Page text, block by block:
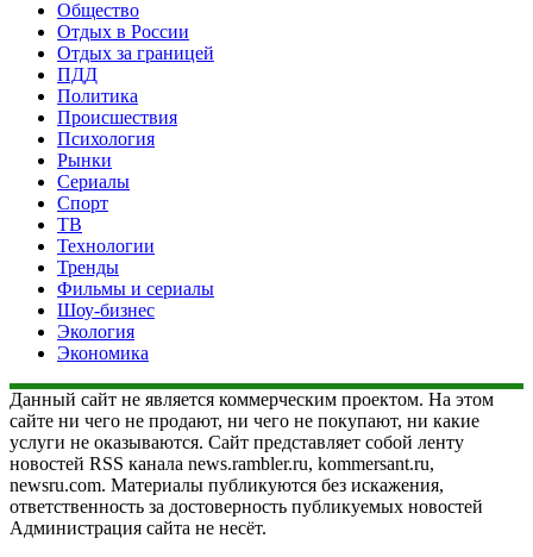
Общество
Отдых в России
Отдых за границей
ПДД
Политика
Происшествия
Психология
Рынки
Сериалы
Спорт
ТВ
Технологии
Тренды
Фильмы и сериалы
Шоу-бизнес
Экология
Экономика
Данный сайт не является коммерческим проектом. На этом
сайте ни чего не продают, ни чего не покупают, ни какие
услуги не оказываются. Сайт представляет собой ленту
новостей RSS канала news.rambler.ru, kommersant.ru,
newsru.com. Материалы публикуются без искажения,
ответственность за достоверность публикуемых новостей
Администрация сайта не несёт.